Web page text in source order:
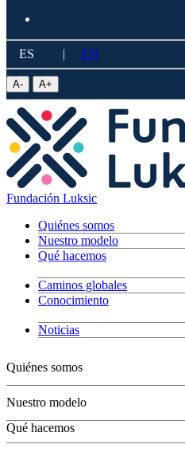
ES | EN
A- A+
Fundación Luksic
Quiénes somos
Nuestro modelo
Qué hacemos
Caminos globales
Conocimiento
Noticias
Quiénes somos
Nuestro modelo
Qué hacemos